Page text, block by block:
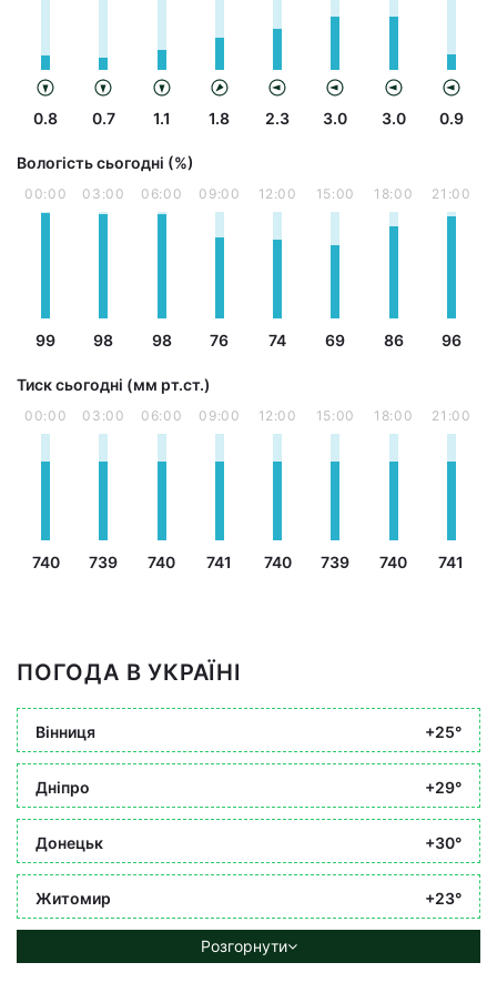
0.8 0.7 1.1 1.8 2.3 3.0 3.0 0.9
Вологість сьогодні (%)
00:00
99
03:00
98
06:00
98
09:00
76
12:00
74
15:00
69
18:00
86
21:00
96
Тиск сьогодні (мм рт.ст.)
00:00
740
03:00
739
06:00
740
09:00
741
12:00
740
15:00
739
18:00
740
21:00
741
ПОГОДА В УКРАЇНІ
Вінниця +25°
Дніпро +29°
Донецьк +30°
Житомир +23°
Розгорнути